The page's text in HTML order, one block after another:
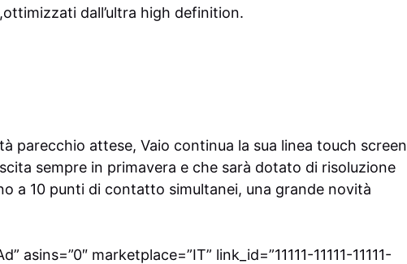
dall’ultra high definition.
parecchio attese, Vaio continua la sua linea touch screen
sempre in primavera e che sarà dotato di risoluzione
a 10 punti di contatto simultanei, una grande novità
asins=”0″ marketplace=”IT” link_id=”11111-11111-11111-